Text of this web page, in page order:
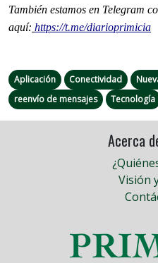
También estamos en Telegram
aquí: https://t.me/diarioprimicia
Aplicación Conectividad
reenvío de mensajes
Tecnología
Acerca
Visión